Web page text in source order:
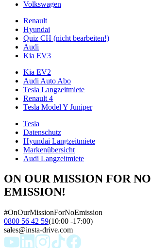
Volkswagen
Renault
Hyundai
Quiz CH (nicht bearbeiten!)
Audi
Kia EV3
Kia EV2
Audi Auto Abo
Tesla Langzeitmiete
Renault 4
Tesla Model Y Juniper
Tesla
Datenschutz
Hyundai Langzeitmiete
Markenübersicht
Audi Langzeitmiete
ON OUR MISSION FOR NO
EMISSION!
#OnOurMissionForNoEmission
0800 56 42 59(10:00 -17:00)
sales@insta-drive.com